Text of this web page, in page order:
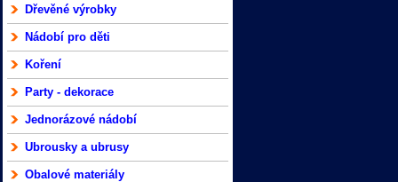
Dřevěné výrobky
Nádobí pro děti
Koření
Party - dekorace
Jednorázové nádobí
Ubrousky a ubrusy
Obalové materiály